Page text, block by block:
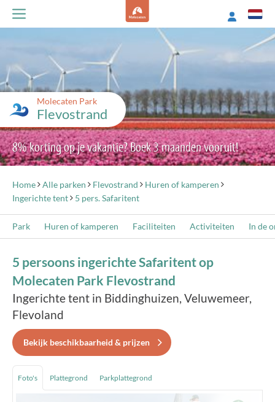
Molecaten Park
Flevostrand
8% korting op je vakantie? Boek 3 maanden vooruit!
Home Alle parken Flevostrand
Huren of kamperen
Ingerichte tent
5 pers. Safaritent
Park Huren of kamperen Faciliteiten Activiteiten In de
5 persoons ingerichte Safaritent op
Molecaten Park Flevostrand
Ingerichte tent in Biddinghuizen, Veluwemeer,
Flevoland
Bekijk beschikbaarheid & prijzen
Foto's Plattegrond Parkplattegrond